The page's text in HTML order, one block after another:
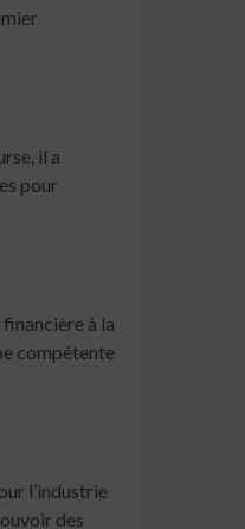
il a
pour
à la
compétente
l’industrie
des